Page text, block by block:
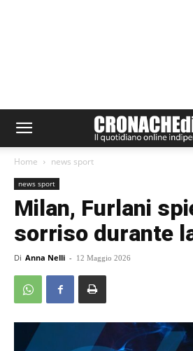
Home news sport
news sport
Milan, Furlani
sorriso durante
Di Anna Nelli - 12 Maggio 2026